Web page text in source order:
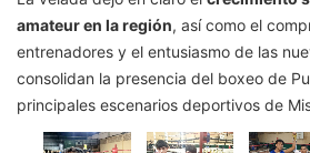
amateur en la región, así como el
entrenadores y el entusiasmo de las
consolidan la presencia del boxeo de
principales escenarios deportivos de